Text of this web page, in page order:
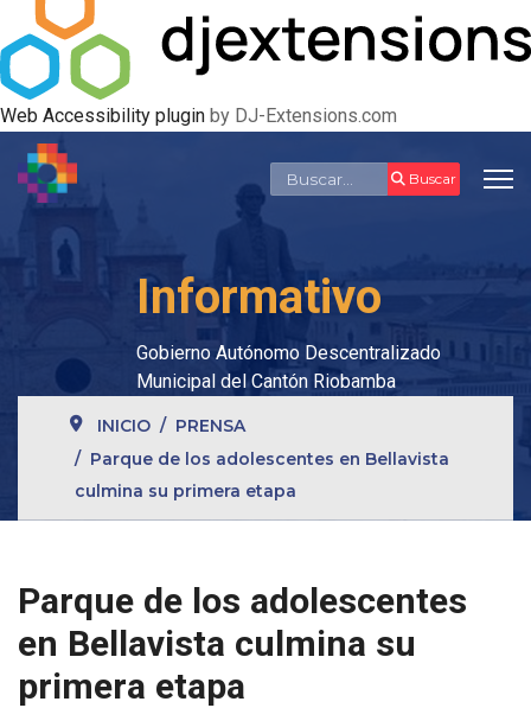
Web Accessibility plugin by DJ-Extensions.com
Buscar Buscar
Informativo
Gobierno Autónomo Descentralizado
Municipal del Cantón Riobamba
INICIO
PRENSA
Parque de los adolescentes en Bellavista
culmina su primera etapa
Parque de los adolescentes
en Bellavista culmina su
primera etapa